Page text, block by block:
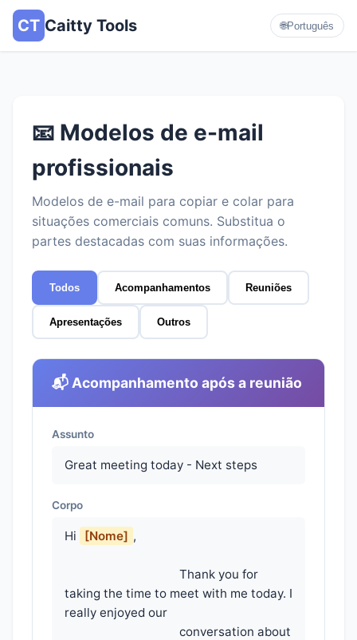
CT Caitty Tools 🌐Português
📧 Modelos de e-mail
profissionais
Modelos de e-mail para copiar e colar para
situações comerciais comuns. Substitua o
partes destacadas com suas informações.
Todos Acompanhamentos Reuniões
Apresentações Outros
📬 Acompanhamento após a reunião
Assunto
Great meeting today - Next steps
Corpo
Hi [Nome] ,
taking the time to meet with me today. I
really enjoyed our